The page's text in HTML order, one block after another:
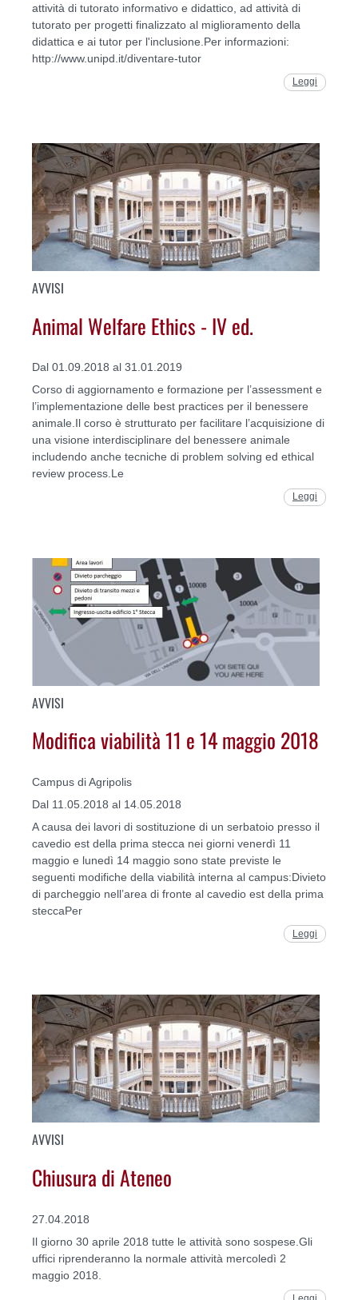
attività di tutorato informativo e didattico, ad attività di
tutorato per progetti finalizzato al miglioramento della
didattica e ai tutor per l'inclusione.Per informazioni:
http://www.unipd.it/diventare-tutor
Leggi
AVVISI
Animal Welfare Ethics - IV ed.
Dal 01.09.2018 al 31.01.2019
Corso di aggiornamento e formazione per l’assessment e
l’implementazione delle best practices per il benessere
animale.Il corso è strutturato per facilitare l’acquisizione di
una visione interdisciplinare del benessere animale
includendo anche tecniche di problem solving ed ethical
review process.Le
Leggi
AVVISI
Modifica viabilità 11 e 14 maggio 2018
Campus di Agripolis
Dal 11.05.2018 al 14.05.2018
A causa dei lavori di sostituzione di un serbatoio presso il
cavedio est della prima stecca nei giorni venerdì 11
maggio e lunedì 14 maggio sono state previste le
seguenti modifiche della viabilità interna al campus:Divieto
di parcheggio nell’area di fronte al cavedio est della prima
steccaPer
Leggi
AVVISI
Chiusura di Ateneo
27.04.2018
Il giorno 30 aprile 2018 tutte le attività sono sospese.Gli
uffici riprenderanno la normale attività mercoledì 2
maggio 2018.